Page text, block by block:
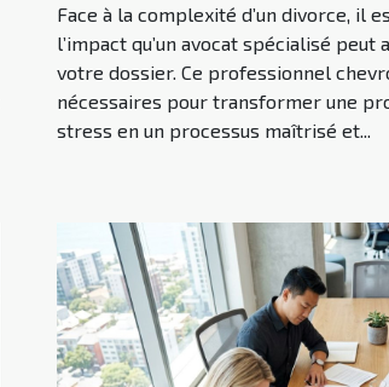
Face à la complexité d’un divorce, il
l’impact qu’un avocat spécialisé
votre dossier. Ce professionnel
nécessaires pour transformer une
stress en un processus maîtrisé et...